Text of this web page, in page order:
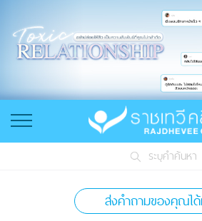
ระบุคำค้นหา
ส่งคำถามของคุณไ